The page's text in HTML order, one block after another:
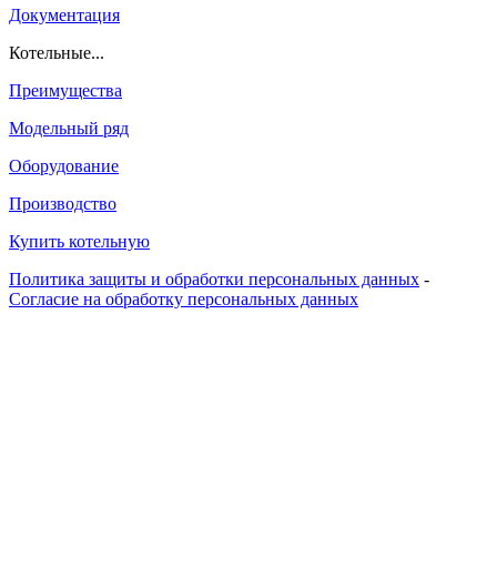
Документация
Котельные...
Преимущества
Модельный ряд
Оборудование
Производство
Купить котельную
Политика защиты и обработки персональных данных -
Согласие на обработку персональных данных